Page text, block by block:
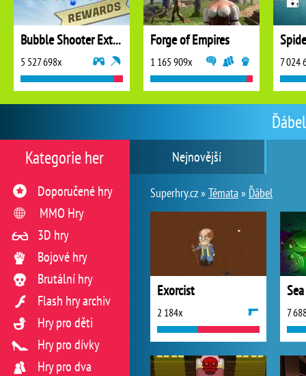
Nejnovější
Superhry.cz »Témata» Ďábel
Exorcist
2 184x 7
Kategorie her
Doporučené hry
MMO Hry
3D hry
Bojové hry
Brutální hry
Flash hry archiv
Hry pro děti
Hry pro dívky
Hry pro dva
Bubble Shooter Extreme
5 527 698x
Forge of Empires
1 165 909x 7 024